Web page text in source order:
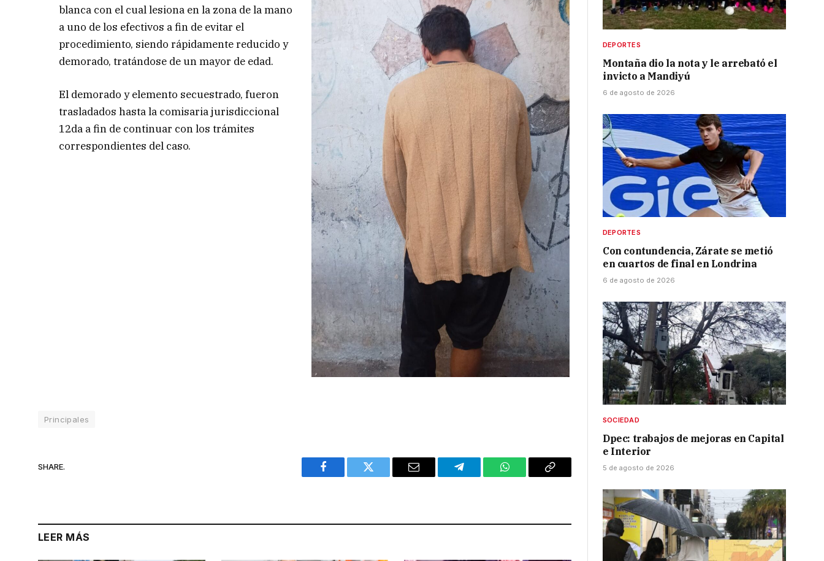
blanca con el cual lesiona en la zona de la mano
a uno de los efectivos a fin de evitar el
procedimiento, siendo rápidamente reducido y
demorado, tratándose de un mayor de edad.
El demorado y elemento secuestrado, fueron
trasladados hasta la comisaria jurisdiccional
12da a fin de continuar con los trámites
correspondientes del caso.
Principales
SHARE.
Facebook Twitter Email Telegram WhatsAppCopy
LEER MÁS
DEPORTES
Montaña dio la nota y le arrebató el
invicto a Mandiyú
6 de agosto de 2026
DEPORTES
Con contundencia, Zárate se metió
en cuartos de final en Londrina
6 de agosto de 2026
SOCIEDAD
Dpec: trabajos de mejoras en Capital
e Interior
5 de agosto de 2026